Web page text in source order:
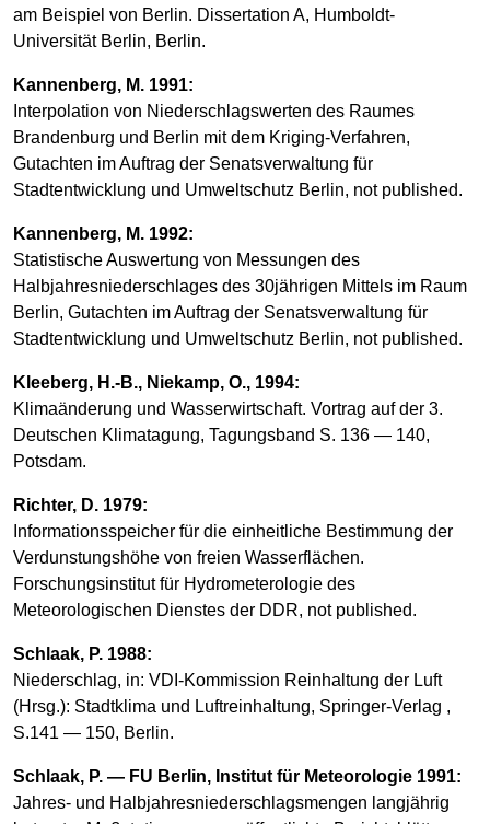
am Beispiel von Berlin. Dissertation A, Humboldt-
Universität Berlin, Berlin.
Kannenberg, M. 1991:
Interpolation von Niederschlagswerten des Raumes
Brandenburg und Berlin mit dem Kriging-Verfahren,
Gutachten im Auftrag der Senatsverwaltung für
Stadtentwicklung und Umweltschutz Berlin, not published.
Kannenberg, M. 1992:
Statistische Auswertung von Messungen des
Halbjahresniederschlages des 30jährigen Mittels im Raum
Berlin, Gutachten im Auftrag der Senatsverwaltung für
Stadtentwicklung und Umweltschutz Berlin, not published.
Kleeberg, H.-B., Niekamp, O., 1994:
Klimaänderung und Wasserwirtschaft. Vortrag auf der 3.
Deutschen Klimatagung, Tagungsband S. 136 — 140,
Potsdam.
Richter, D. 1979:
Informationsspeicher für die einheitliche Bestimmung der
Verdunstungshöhe von freien Wasserflächen.
Forschungsinstitut für Hydrometerologie des
Meteorologischen Dienstes der DDR, not published.
Schlaak, P. 1988:
Niederschlag, in: VDI-Kommission Reinhaltung der Luft
(Hrsg.): Stadtklima und Luftreinhaltung, Springer-Verlag ,
S.141 — 150, Berlin.
Schlaak, P. — FU Berlin, Institut für Meteorologie 1991:
Jahres- und Halbjahresniederschlagsmengen langjährig